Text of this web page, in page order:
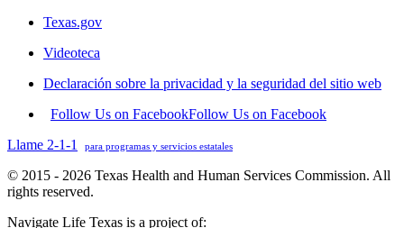
Texas.gov
Videoteca
Declaración sobre la privacidad y la seguridad del sitio web
Follow Us on FacebookFollow Us on Facebook
Llame 2-1-1
para programas y servicios estatales
© 2015 - 2026 Texas Health and Human Services Commission. All
rights reserved.
Navigate Life Texas is a project of: